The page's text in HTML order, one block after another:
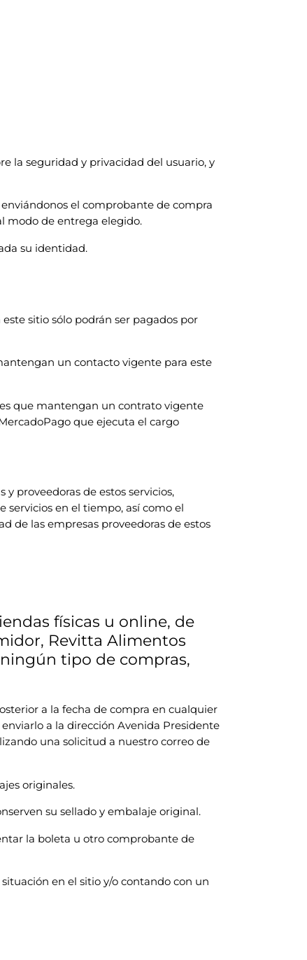
la seguridad y privacidad del usuario, y
el comprobante de compra
modo de entrega elegido.
su identidad.
sitio sólo podrán ser pagados por
un contacto vigente para este
que mantengan un contrato vigente
que ejecuta el cargo
proveedoras de estos servicios,
en el tiempo, así como el
de las empresas proveedoras de estos
físicas u online, de
Revitta Alimentos
tipo de compras,
a la fecha de compra en cualquier
a la dirección Avenida Presidente
una solicitud a nuestro correo de
originales.
su sellado y embalaje original.
la boleta u otro comprobante de
en el sitio y/o contando con un